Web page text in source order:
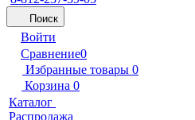
Поиск
Войти
Сравнение0
Избранные товары 0
Корзина 0
Каталог
Распродажа